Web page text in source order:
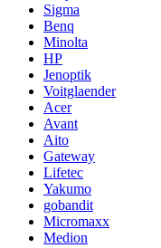
Sigma
Benq
Minolta
HP
Jenoptik
Voitglaender
Acer
Avant
Aito
Gateway
Lifetec
Yakumo
gobandit
Micromaxx
Medion